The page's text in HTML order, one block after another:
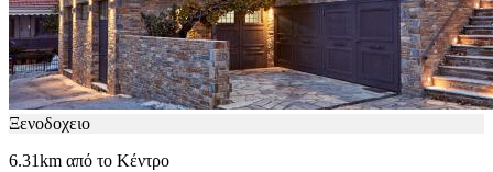
Ξενοδοχειο
6.31km από το Κέντρο